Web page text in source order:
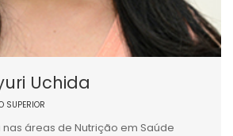
Uchida
SUPERIOR
áreas de Nutrição em Saúde